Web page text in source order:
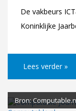
De vakbeurs
Koninklijke
Lees verder »
Bron: